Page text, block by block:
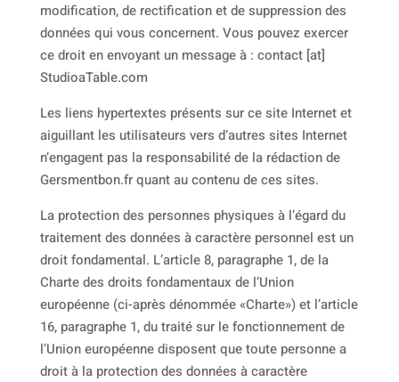
modification, de rectification et de suppression des
données qui vous concernent. Vous pouvez exercer
ce droit en envoyant un message à : contact [at]
StudioaTable.com
Les liens hypertextes présents sur ce site Internet et
aiguillant les utilisateurs vers d’autres sites Internet
n’engagent pas la responsabilité de la rédaction de
Gersmentbon.fr quant au contenu de ces sites.
La protection des personnes physiques à l’égard du
traitement des données à caractère personnel est un
droit fondamental. L’article 8, paragraphe 1, de la
Charte des droits fondamentaux de l’Union
européenne (ci-après dénommée «Charte») et l’article
16, paragraphe 1, du traité sur le fonctionnement de
l’Union européenne disposent que toute personne a
droit à la protection des données à caractère